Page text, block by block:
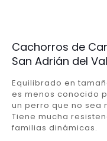
Cachorros de
San Adrián del
Equilibrado en
es menos conocido
un perro que no sea
Tiene mucha
familias dinámicas.